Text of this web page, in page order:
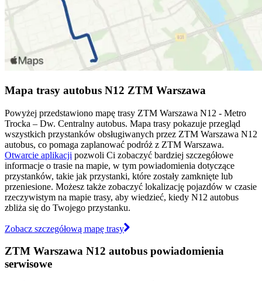
Mapa trasy autobus N12 ZTM Warszawa
Powyżej przedstawiono mapę trasy ZTM Warszawa N12 - Metro
Trocka – Dw. Centralny autobus. Mapa trasy pokazuje przegląd
wszystkich przystanków obsługiwanych przez ZTM Warszawa N12
autobus, co pomaga zaplanować podróż z ZTM Warszawa.
Otwarcie aplikacji pozwoli Ci zobaczyć bardziej szczegółowe
informacje o trasie na mapie, w tym powiadomienia dotyczące
przystanków, takie jak przystanki, które zostały zamknięte lub
przeniesione. Możesz także zobaczyć lokalizację pojazdów w czasie
rzeczywistym na mapie trasy, aby wiedzieć, kiedy N12 autobus
zbliża się do Twojego przystanku.
Zobacz szczegółową mapę trasy
ZTM Warszawa N12 autobus powiadomienia
serwisowe